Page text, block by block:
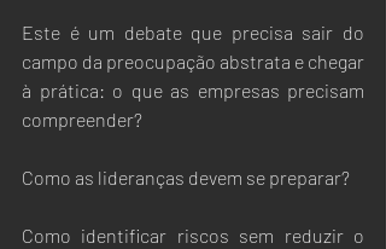
Este é um debate que precisa sair do
campo da preocupação abstrata e chegar
à prática: o que as empresas precisam
compreender?
Como as lideranças devem se preparar?
Como identificar riscos sem reduzir o